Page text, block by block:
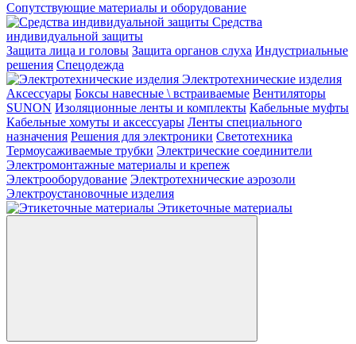
Сопутствующие материалы и оборудование
Средства
индивидуальной защиты
Защита лица и головы Защита органов слуха Индустриальные
решения Спецодежда
Электротехнические изделия
Аксессуары Боксы навесные \ встраиваемые Вентиляторы
SUNON Изоляционные ленты и комплекты Кабельные муфты
Кабельные хомуты и аксессуары Ленты специального
назначения Решения для электроники Светотехника
Термоусаживаемые трубки Электрические соединители
Электромонтажные материалы и крепеж
Электрооборудование Электротехнические аэрозоли
Электроустановочные изделия
Этикеточные материалы